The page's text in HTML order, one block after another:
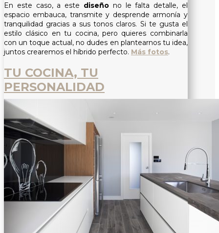
En este caso, a este diseño no le falta detalle, el
espacio embauca, transmite y desprende armonía y
tranquilidad gracias a sus tonos claros. Si te gusta el
estilo clásico en tu cocina, pero quieres combinarla
con un toque actual, no dudes en plantearnos tu idea,
juntos crearemos el híbrido perfecto. Más fotos.
TU COCINA, TU
PERSONALIDAD